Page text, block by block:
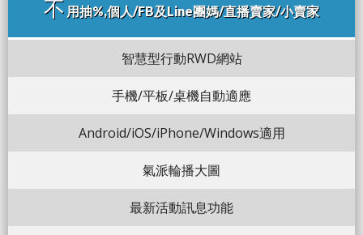
不 用抽%,個人/FB及Line團媽/直播賣家/小賣家
智慧型行動RWD網站
手機/平板/桌機自動適應
Android/iOS/iPhone/Windows適用
氣派輪播大圖
最新活動訊息功能